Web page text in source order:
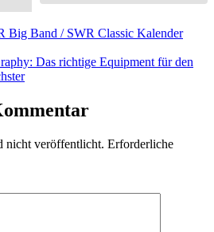
Big Band / SWR Classic Kalender
Das richtige Equipment für den
nicht veröffentlicht. Erforderliche